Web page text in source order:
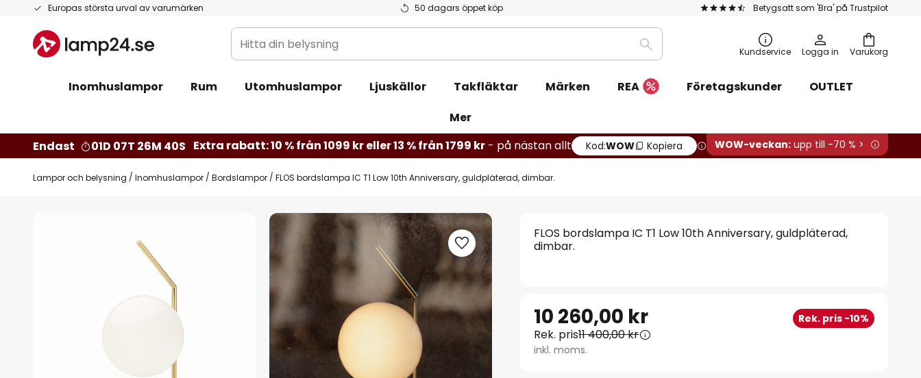
Europas största urval av varumärken 50 dagars öppet köp Betygsatt som 'Bra' på Trustpilot
Hoppa
innehållet
Varukorg
Hitta
din
Sök Kundservice Logga in
Inomhuslampor Rum Utomhuslampor Ljuskällor Takfläktar Märken REA Företagskunder
OUTLET
Mer
Endast
01D 07T 26M 39S Extra rabatt: 10 % från 1099 kr eller 13 % från 1799 kr - på nästan allt Kod:WOW Kopiera WOW-veckan: upp till -70 % >
Lampor och belysning Inomhuslampor Bordslampor FLOS bordslampa IC T1 Low 10th Anniversary, guldpläterad, dimbar.
FLOS bordslampa IC T1 Low 10th Anniversary, guldpläterad,
dimbar.
10 260,00 kr Rek. pris -10%
Rek. pris11 400,00 kr
inkl. moms.